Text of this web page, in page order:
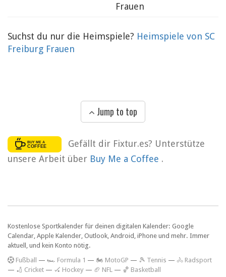
Frauen
Suchst du nur die Heimspiele? Heimspiele von SC
Freiburg Frauen
Jump to top
Gefällt dir Fixtur.es? Unterstütze
unsere Arbeit über Buy Me a Coffee .
Kostenlose Sportkalender für deinen digitalen Kalender: Google
Calendar, Apple Kalender, Outlook, Android, iPhone und mehr. Immer
aktuell, und kein Konto nötig.
Fußball — 🏎️ Formula 1 — 🏍 MotoGP — 🎾 Tennis — 🚴 Radsport
— 🏏 Cricket — 🏑 Hockey — 🏈 NFL — 🏀 Basketball